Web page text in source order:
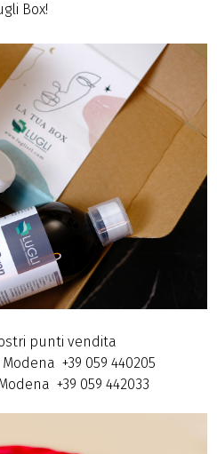
Box!
punti vendita
+39 059 440205
+39 059 442033